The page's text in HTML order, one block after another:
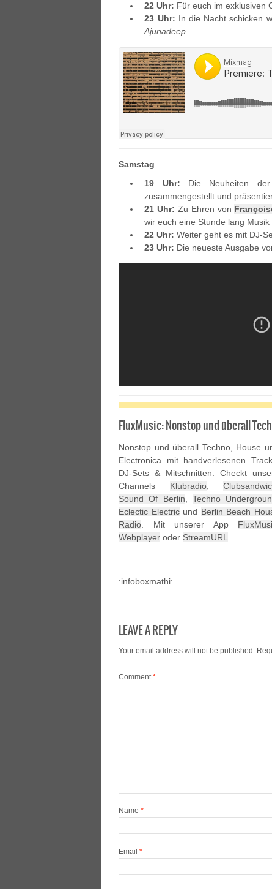
22 Uhr: Für euch im exklusiven
23 Uhr: In die Nacht schicken
Ajunadeep
Samstag
19 Uhr: Die Neuheiten
zusammengestellt und
21 Uhr: Zu Ehren von
wir euch eine Stunde lang
22 Uhr:Weiter geht es mit DJ-
23 Uhr: Die neueste Ausgabe
FluxMusic: Nonstop und überall
Nonstop und überall Techno, House
Electronica mit handverlesenen
DJ-Sets & Mitschnitten. Checkt
Channels Klubradio,
Sound Of Berlin
Techno
Eclectic Electricund Berlin Beach
Radio . Mit unserer App
Webplayer oder StreamURL
:infoboxmathi:
LEAVE A REPLY
Your email address will not be published.
Comment*
Name *
Email *